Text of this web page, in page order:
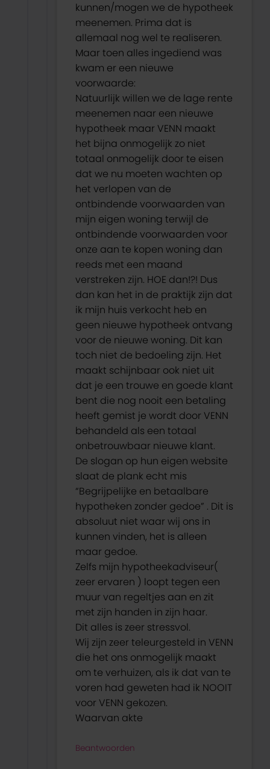
kunnen/mogen we de hypotheek
meenemen. Prima dat is
allemaal nog wel te realiseren.
Maar toen alles ingediend was
kwam er een nieuwe
voorwaarde:
Natuurlijk willen we de lage rente
meenemen naar een nieuwe
hypotheek maar VENN maakt
het bijna onmogelijk zo niet
totaal onmogelijk door te eisen
dat we nu moeten wachten op
het verlopen van de
ontbindende voorwaarden van
mijn eigen woning terwijl de
ontbindende voorwaarden voor
onze aan te kopen woning dan
reeds met een maand
verstreken zijn. HOE dan!?! Dus
dan kan het in de praktijk zijn dat
ik mijn huis verkocht heb en
geen nieuwe hypotheek ontvang
voor de nieuwe woning. Dit kan
toch niet de bedoeling zijn. Het
maakt schijnbaar ook niet uit
dat je een trouwe en goede klant
bent die nog nooit een betaling
heeft gemist je wordt door VENN
behandeld als een totaal
onbetrouwbaar nieuwe klant.
De slogan op hun eigen website
slaat de plank echt mis
“Begrijpelijke en betaalbare
hypotheken zonder gedoe” . Dit is
absoluut niet waar wij ons in
kunnen vinden, het is alleen
maar gedoe.
Zelfs mijn hypotheekadviseur(
zeer ervaren ) loopt tegen een
muur van regeltjes aan en zit
met zijn handen in zijn haar.
Dit alles is zeer stressvol.
Wij zijn zeer teleurgesteld in VENN
die het ons onmogelijk maakt
om te verhuizen, als ik dat van te
voren had geweten had ik NOOIT
voor VENN gekozen.
Waarvan akte
Beantwoorden